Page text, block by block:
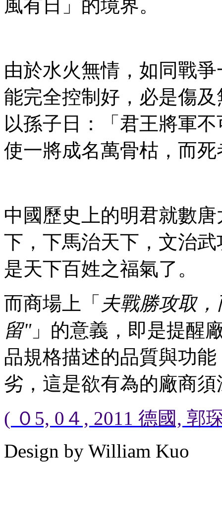
風有日」的境界。
由於水火無情，如同戰
能完全控制好，必是傷
以孫子日：「君王將軍
使一將成名萬骨枯，而
中國歷史上的明君就數
下，下馬治天下，文治
是天下百姓之福氣了。
而商場上「 夫戰勝攻取
留"」的意義，即是提醒
品規格描述的品質與功
劣，這是欲有為的廠商
( ０5, 0４, 2011 德國, 郭
Design by William Kuo